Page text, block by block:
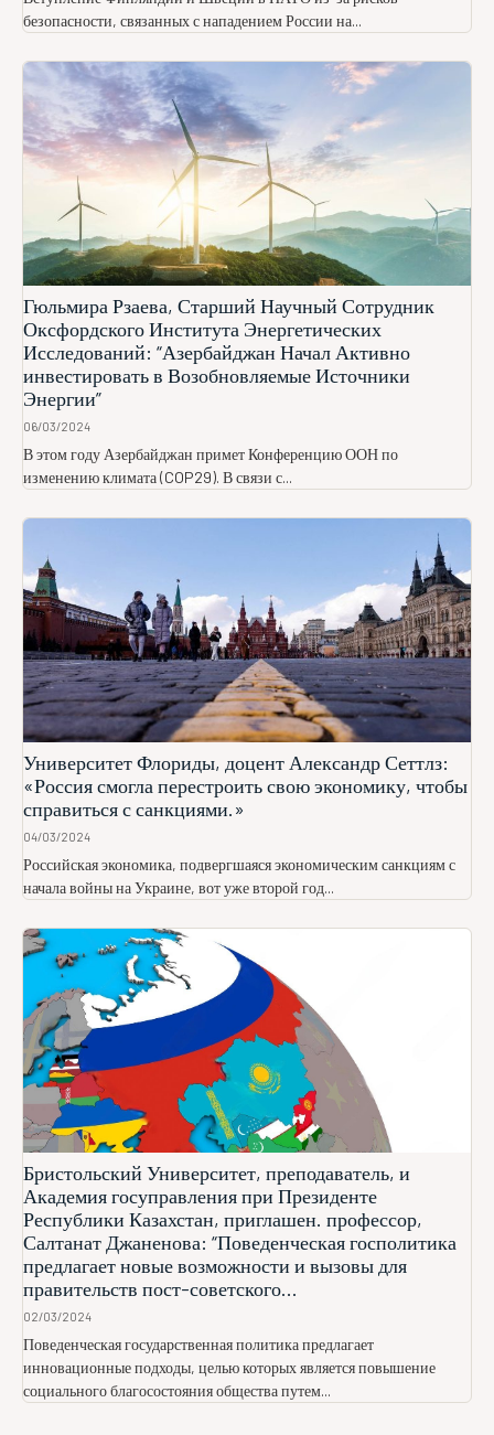
безопасности, связанных с нападением России на...
Гюльмира Рзаева, Старший Научный Сотрудник
Оксфордского Института Энергетических
Исследований: “Азербайджан Начал Активно
инвестировать в Возобновляемые Источники
Энергии”
06/03/2024
В этом году Азербайджан примет Конференцию ООН по
изменению климата (COP29). В связи с...
Университет Флориды, доцент Александр Сеттлз:
«Россия смогла перестроить свою экономику, чтобы
справиться с санкциями.»
04/03/2024
Российская экономика, подвергшаяся экономическим санкциям с
начала войны на Украине, вот уже второй год...
Бристольский Университет, преподаватель, и
Академия госуправления при Президенте
Республики Казахстан, приглашен. профессор,
Салтанат Джаненова: “Поведенческая госполитика
предлагает новые возможности и вызовы для
правительств пост-советского...
02/03/2024
Поведенческая государственная политика предлагает
инновационные подходы, целью которых является повышение
социального благосостояния общества путем...